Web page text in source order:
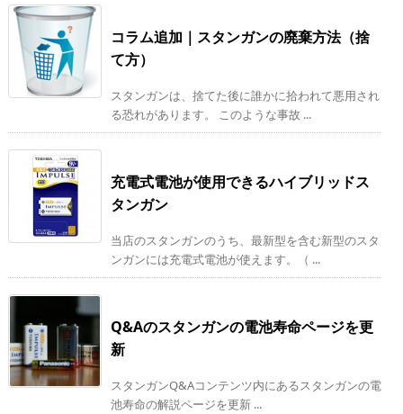
コラム追加｜スタンガンの廃棄方法（捨
て方）
スタンガンは、捨てた後に誰かに拾われて悪用され
る恐れがあります。 このような事故 ...
充電式電池が使用できるハイブリッドス
タンガン
当店のスタンガンのうち、最新型を含む新型のスタ
ンガンには充電式電池が使えます。（ ...
Q&Aのスタンガンの電池寿命ページを更
新
スタンガンQ&Aコンテンツ内にあるスタンガンの電
池寿命の解説ページを更新 ...